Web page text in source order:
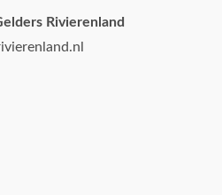
Rivierenland